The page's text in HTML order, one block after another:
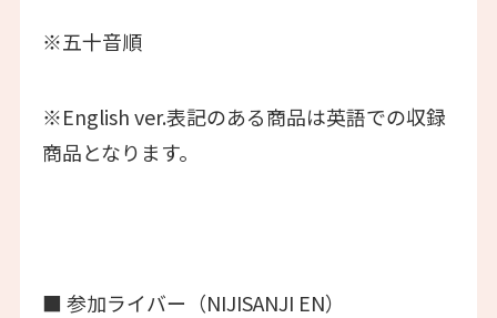
※五十音順
※English ver.表記のある商品は英語での収録
商品となります。
■ 参加ライバー（NIJISANJI EN）